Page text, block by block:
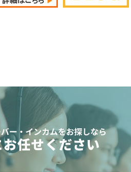
ー・インカムをお探しなら
任せください